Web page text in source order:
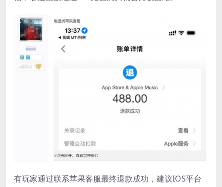
有玩家通过联系苹果客服最终退款成功，建议IOS平台